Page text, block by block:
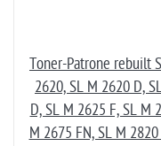
Toner-Patrone rebuilt
2620, SL M 2620 D,
D, SL M 2625 F, SL M
M 2675 FN, SL M